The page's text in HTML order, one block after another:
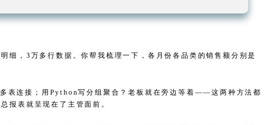
细，3万多行数据。你帮我梳理一下，各月份各品类的销售额分别是
表连接；用Python写分组聚合？老板就在旁边等着——这两种方法都
报表就呈现在了主管面前。